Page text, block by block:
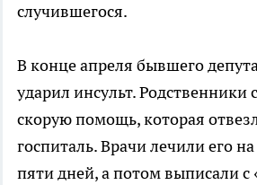
случившегося.
В конце апреля бывшего
ударил инсульт. Родственники
скорую помощь, которая
госпиталь. Врачи лечили его
пяти дней, а потом выписали